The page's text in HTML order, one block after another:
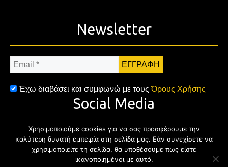
Newsletter
Email
*
Έχω διαβάσει και συμφωνώ με τουςΌρους Χρήσης
Social Media
FacebookTwitter Instagram
Χρησιμοποιούμε cookies για να σας προσφέρουμε την
καλύτερη δυνατή εμπειρία στη σελίδα μας. Εάν συνεχίσετε να
χρησιμοποιείτε τη σελίδα, θα υποθέσουμε πως είστε
ικανοποιημένοι με αυτό.